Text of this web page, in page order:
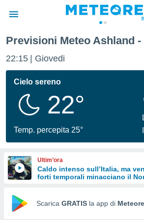
di
per
le
di
Web
Previsioni Meteo Ashland -
22:15 Giovedi
Cielo sereno
22°
Temp. percepita 25°
Ultim’ora
Caldo intenso sull’Italia, ma
forti temporali minacciano il
Scarica GRATIS la app di